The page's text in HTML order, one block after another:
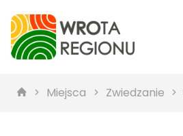
Miejsca Zwiedzanie